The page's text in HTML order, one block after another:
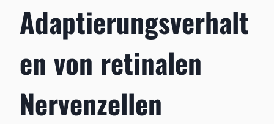
Adaptierungsverhalt
en von retinalen
Nervenzellen